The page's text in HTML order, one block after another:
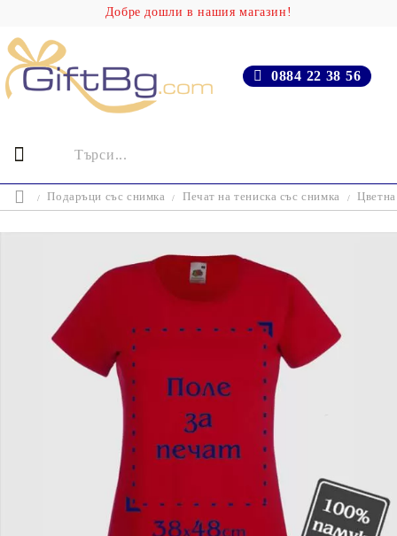
Добре дошли в нашия магазин!
0884 22 38 56
Подаръци със снимка Печат на тениска със снимка